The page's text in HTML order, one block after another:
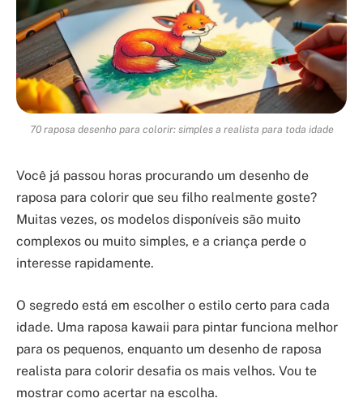
70 raposa desenho para colorir: simples a realista para toda idade
Você já passou horas procurando um desenho de
raposa para colorir que seu filho realmente goste?
Muitas vezes, os modelos disponíveis são muito
complexos ou muito simples, e a criança perde o
interesse rapidamente.
O segredo está em escolher o estilo certo para cada
idade. Uma raposa kawaii para pintar funciona melhor
para os pequenos, enquanto um desenho de raposa
realista para colorir desafia os mais velhos. Vou te
mostrar como acertar na escolha.